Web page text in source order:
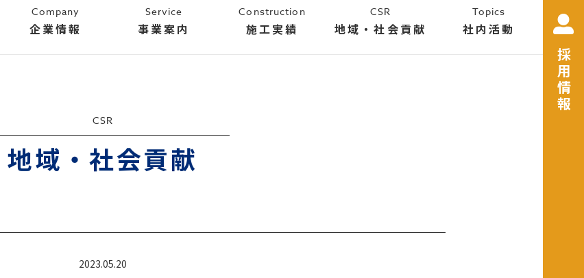
Company
企業情報
Service
事業案内
Construction
施工実績
CSR
地域・社会貢献
Topics
社内活動
採用情報
CSR
地域・社会貢献
2023.05.20